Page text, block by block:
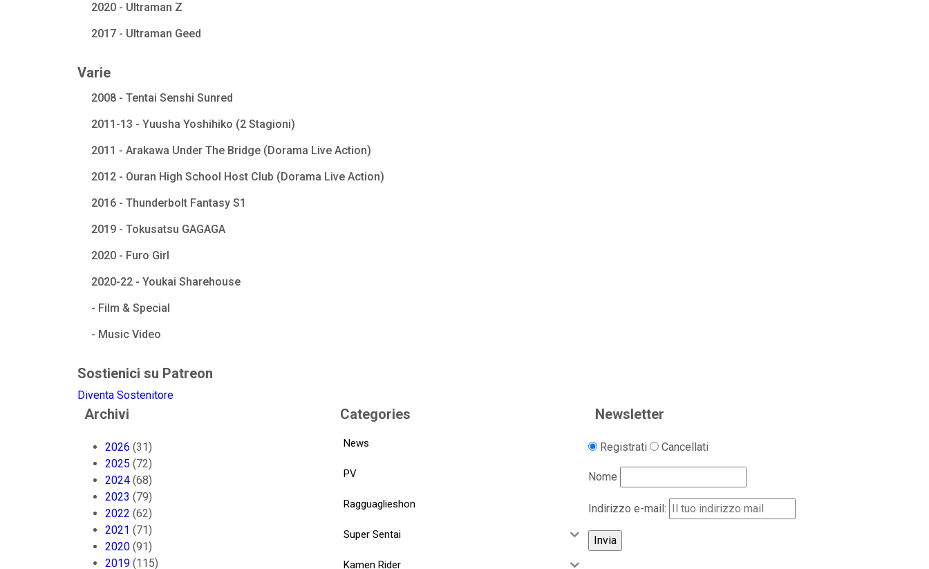
2020 - Ultraman Z
2017 - Ultraman Geed
Varie
2008 - Tentai Senshi Sunred
2011-13 - Yuusha Yoshihiko (2 Stagioni)
2011 - Arakawa Under The Bridge (Dorama Live Action)
2012 - Ouran High School Host Club (Dorama Live Action)
2016 - Thunderbolt Fantasy S1
2019 - Tokusatsu GAGAGA
2020 - Furo Girl
2020-22 - Youkai Sharehouse
- Film & Special
- Music Video
Sostienici su Patreon
Diventa Sostenitore
Archivi
2026 (31)
2025 (72)
2024 (68)
2023 (79)
2022 (62)
2021 (71)
2020 (91)
2019 (115)
Categories
News
PV
Ragguaglieshon
Super Sentai
Kamen Rider
Newsletter
Registrati Cancellati
Nome
Indirizzo e-mail: